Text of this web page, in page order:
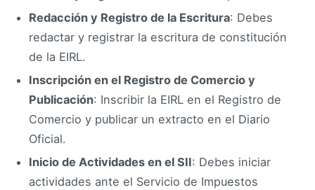
Redacción y Registro de la Escritura: Debes
redactar y registrar la escritura de constitución
de la EIRL.
Inscripción en el Registro de Comercio y
Publicación: Inscribir la EIRL en el Registro de
Comercio y publicar un extracto en el Diario
Oficial.
Inicio de Actividades en el SII: Debes iniciar
actividades ante el Servicio de Impuestos